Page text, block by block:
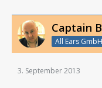
Captain
All Ears GmbH
3. September 2013